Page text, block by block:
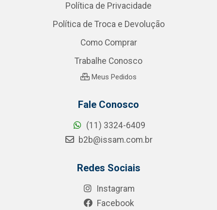
Política de Privacidade
Política de Troca e Devolução
Como Comprar
Trabalhe Conosco
Meus Pedidos
Fale Conosco
(11) 3324-6409
b2b@issam.com.br
Redes Sociais
Instagram
Facebook